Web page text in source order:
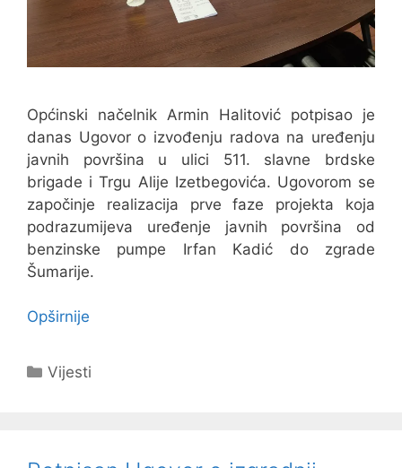
Općinski načelnik Armin Halitović potpisao je
danas Ugovor o izvođenju radova na uređenju
javnih površina u ulici 511. slavne brdske
brigade i Trgu Alije Izetbegovića. Ugovorom se
započinje realizacija prve faze projekta koja
podrazumijeva uređenje javnih površina od
benzinske pumpe Irfan Kadić do zgrade
Šumarije.
Opširnije
Kategorije
Vijesti